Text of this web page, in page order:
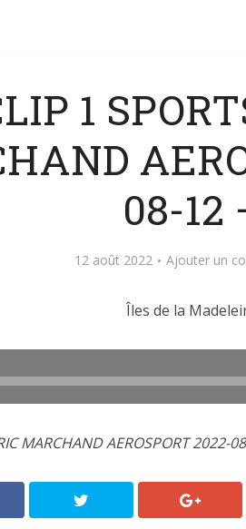
1
08-12
12 août 2022 Ajouter un
Îles de la
MARCHAND AEROSPORT 2022-